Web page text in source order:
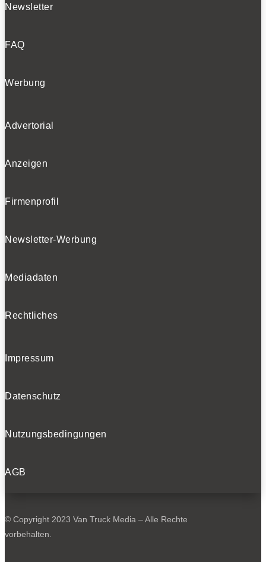
Newsletter
FAQ
Werbung
Advertorial
Anzeigen
Firmenprofil
Newsletter-Werbung
Mediadaten
Rechtliches
Impressum
Datenschutz
Nutzungsbedingungen
AGB
© Copyright 2023 Van Truck Media – Alle Rechte
vorbehalten.